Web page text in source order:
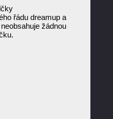
řádu dreamup a
žádnou